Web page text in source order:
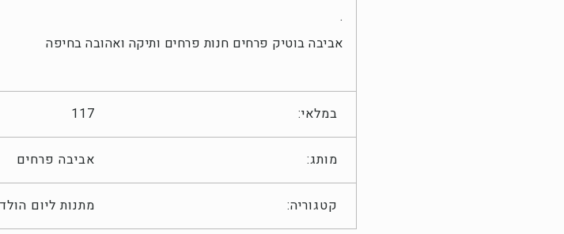
.
אביבה בוטיק פרחים חנות פרחים ותיקה ואהובה בחיפה
במלאי: 117
מותג: אביבה פרחים
קטגוריה: מתנות ליום